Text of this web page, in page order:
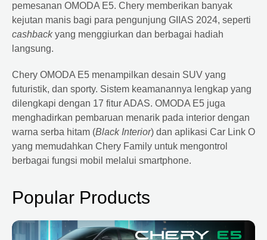
pemesanan OMODA E5. Chery memberikan banyak
kejutan manis bagi para pengunjung GIIAS 2024, seperti
cashbackyang menggiurkan dan berbagai hadiah
langsung.
Chery OMODA E5 menampilkan desain SUV yang
futuristik, dan sporty. Sistem keamanannya lengkap yang
dilengkapi dengan 17 fitur ADAS. OMODA E5 juga
menghadirkan pembaruan menarik pada interior dengan
warna serba hitam (Black Interior) dan aplikasi Car Link O
yang memudahkan Chery Family untuk mengontrol
berbagai fungsi mobil melalui smartphone.
Popular Products